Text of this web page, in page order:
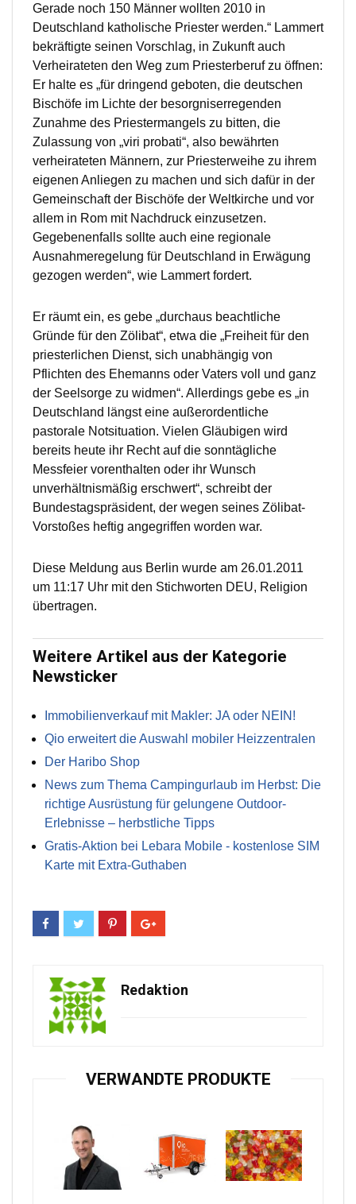
Gerade noch 150 Männer wollten 2010 in
Deutschland katholische Priester werden.“ Lammert
bekräftigte seinen Vorschlag, in Zukunft auch
Verheirateten den Weg zum Priesterberuf zu öffnen:
Er halte es „für dringend geboten, die deutschen
Bischöfe im Lichte der besorgniserregenden
Zunahme des Priestermangels zu bitten, die
Zulassung von „viri probati“, also bewährten
verheirateten Männern, zur Priesterweihe zu ihrem
eigenen Anliegen zu machen und sich dafür in der
Gemeinschaft der Bischöfe der Weltkirche und vor
allem in Rom mit Nachdruck einzusetzen.
Gegebenenfalls sollte auch eine regionale
Ausnahmeregelung für Deutschland in Erwägung
gezogen werden“, wie Lammert fordert.
Er räumt ein, es gebe „durchaus beachtliche
Gründe für den Zölibat“, etwa die „Freiheit für den
priesterlichen Dienst, sich unabhängig von
Pflichten des Ehemanns oder Vaters voll und ganz
der Seelsorge zu widmen“. Allerdings gebe es „in
Deutschland längst eine außerordentliche
pastorale Notsituation. Vielen Gläubigen wird
bereits heute ihr Recht auf die sonntägliche
Messfeier vorenthalten oder ihr Wunsch
unverhältnismäßig erschwert“, schreibt der
Bundestagspräsident, der wegen seines Zölibat-
Vorstoßes heftig angegriffen worden war.
Diese Meldung aus Berlin wurde am 26.01.2011
um 11:17 Uhr mit den Stichworten DEU, Religion
übertragen.
Weitere Artikel aus der Kategorie
Newsticker
Immobilienverkauf mit Makler: JA oder NEIN!
Qio erweitert die Auswahl mobiler Heizzentralen
Der Haribo Shop
News zum Thema Campingurlaub im Herbst: Die
richtige Ausrüstung für gelungene Outdoor-
Erlebnisse – herbstliche Tipps
Gratis-Aktion bei Lebara Mobile - kostenlose SIM
Karte mit Extra-Guthaben
Redaktion
VERWANDTE PRODUKTE